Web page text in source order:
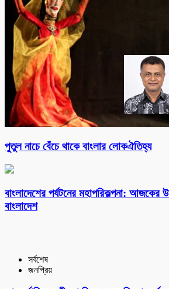
পুতুল নাচে বেঁচে থাকে বাংলার লোকঐতিহ্য
বাংলাদেশের পর্যটনের মহাপরিকল্পনা:
বাংলাদেশ
সর্বশেষ
জনপ্রিয়